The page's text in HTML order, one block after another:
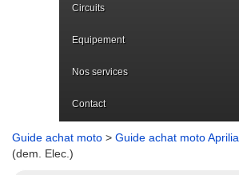
Circuits
Equipement
Nos services
Contact
Guide achat moto > Guide achat moto Aprilia
(dem. Elec.)